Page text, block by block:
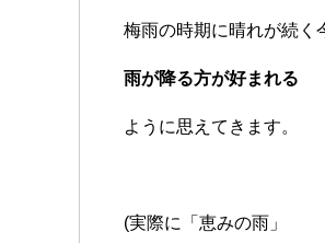
梅雨の時期に晴れが続く
雨が降る方が好まれる
ように思えてきます。
(実際に「恵みの雨」